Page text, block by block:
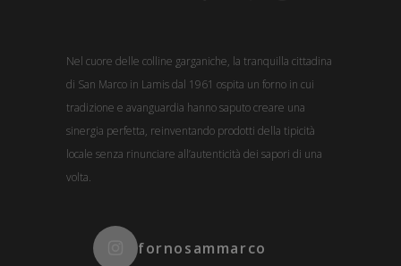
Nel cuore delle colline garganiche, la tranquilla cittadina
di San Marco in Lamis dal 1961 ospita un forno in cui
tradizione e avanguardia hanno saputo creare una
sinergia perfetta, reinventando prodotti della tipicità
locale senza rinunciare all’autenticità dei sapori di una
volta.
fornosammarco